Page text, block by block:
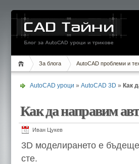
CAD Тайни
AutoCAD уроци и трикове по имейл
За блога AutoCAD проблеми и
AutoCAD уроци » AutoCAD 3D » Как
Как да направим
Иван Цукев
3D моделирането е
сте.